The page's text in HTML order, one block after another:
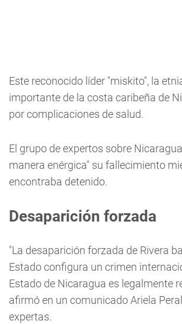
Este reconocido líder "miskito", la
importante de la costa caribeña de
por complicaciones de salud.
El grupo de expertos sobre
manera enérgica" su fallecimiento
encontraba detenido.
Desaparición forzada
"La desaparición forzada de Rivera
Estado configura un crimen
Estado de Nicaragua es legalmente
afirmó en un comunicado Ariela
expertas.